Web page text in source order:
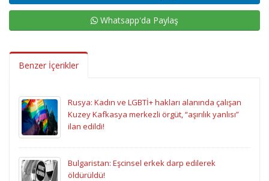
Whatsapp'da Paylaş
Benzer İçerikler
Rusya: Kadın ve LGBTİ+ hakları alanında çalışan
Kuzey Kafkasya merkezli örgüt, “aşırılık yanlısı”
ilan edildi!
Bulgaristan: Eşcinsel erkek darp edilerek
öldürüldü!